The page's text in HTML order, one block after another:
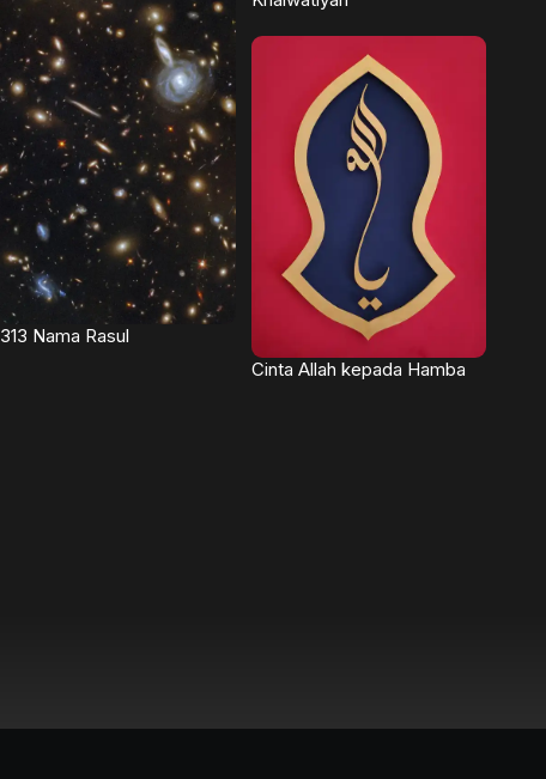
313 Nama Rasul
Cinta Allah kepada Hamba